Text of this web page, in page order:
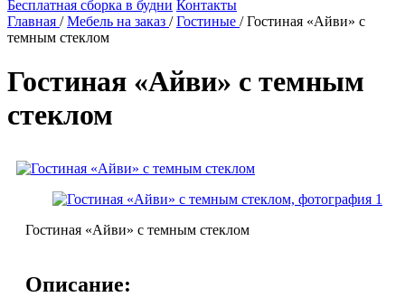
Бесплатная сборка в будни Контакты
Главная /Мебель на заказ /Гостиные /Гостиная «Айви» с
темным стеклом
Гостиная «Айви» с темным
стеклом
Гостиная «Айви» с темным стеклом
Описание: